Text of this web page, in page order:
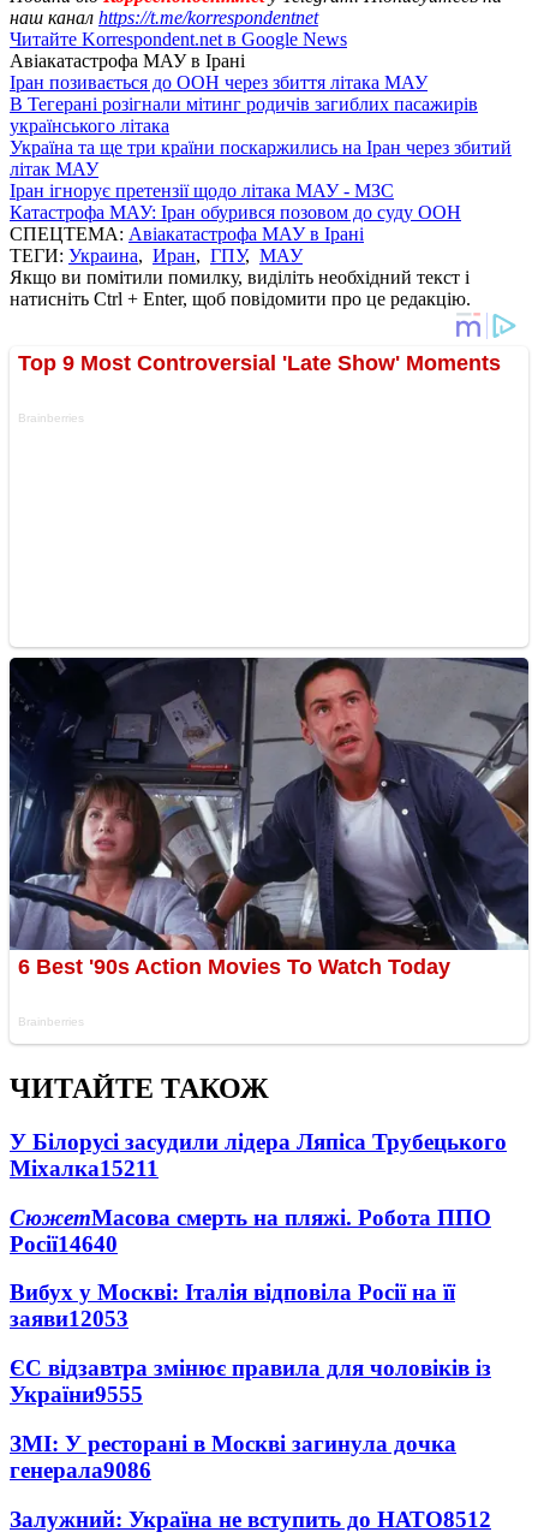
наш канал https://t.me/korrespondentnet
Читайте Korrespondent.net в Google News
Авіакатастрофа МАУ в Ірані
Іран позивається до ООН через збиття літака МАУ
В Тегерані розігнали мітинг родичів загиблих пасажирів
українського літака
Україна та ще три країни поскаржились на Іран через збитий
літак МАУ
Іран ігнорує претензії щодо літака МАУ - МЗС
Катастрофа МАУ: Іран обурився позовом до суду ООН
СПЕЦТЕМА: Авіакатастрофа МАУ в Ірані
ТЕГИ: Украина, Иран, ГПУ, МАУ
Якщо ви помітили помилку, виділіть необхідний текст і
натисніть Ctrl + Enter, щоб повідомити про це редакцію.
ЧИТАЙТЕ ТАКОЖ
У Білорусі засудили лідера Ляпіса Трубецького
Міхалка15211
СюжетМасова смерть на пляжі. Робота ППО
Росії14640
Вибух у Москві: Італія відповіла Росії на її
заяви12053
ЄС відзавтра змінює правила для чоловіків із
України9555
ЗМІ: У ресторані в Москві загинула дочка
генерала9086
Залужний: Україна не вступить до НАТО8512